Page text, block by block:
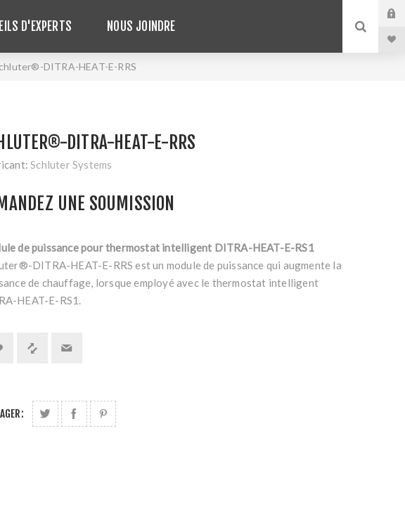
D'EXPERTS NOUS JOINDRE
DITRA-HEAT-E-RRS
DITRA-HEAT-E-RRS
Schluter Systems
UNE SOUMISSION
de puissance pour thermostat intelligent DITRA-HEAT-E-RS1
DITRA-HEAT-E-RRS est un module de puissance qui augmente la
de chauffage, lorsque employé avec le thermostat intelligent
HEAT-E-RS1.